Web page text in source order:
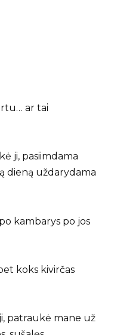
ar tai
ji, pasiimdama
dieną uždarydama
kambarys po jos
koks kivirčas
patraukė mane už